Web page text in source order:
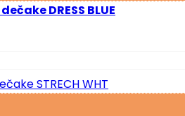
DRESS BLUE